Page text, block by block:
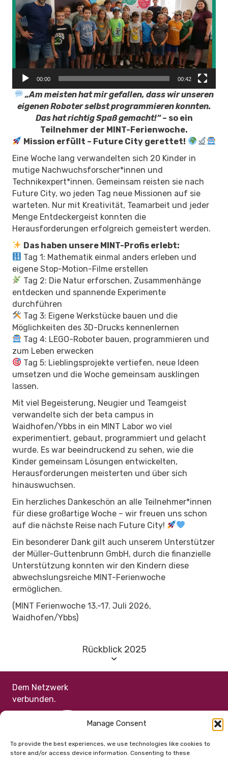
Manage Consent
To provide the best experiences, we use technologies like cookies to
store and/or access device information. Consenting to these
00:00 00:42
„Am meisten hat mir gefallen, dass wir unseren
eigenen Roboter selbst programmieren konnten.
Das hat richtig Spaß gemacht!“– so ein
Teilnehmer der MINT-Ferienwoche.
Mission erfüllt – Future City gerettet!
Eine Woche lang verwandelten sich 20 Kinder in
mutige Nachwuchsforscher*innen und
Technikexpert*innen. Gemeinsam reisten sie nach
Future City, wo jeden Tag neue Missionen auf sie
warteten. Nur mit Kreativität, Teamarbeit und jeder
Menge Entdeckergeist konnten die
Herausforderungen erfolgreich gemeistert werden.
Das haben unsere MINT-Profis erlebt:
Tag 1: Mathematik einmal anders erleben und
eigene Stop-Motion-Filme erstellen
Tag 2: Die Natur erforschen, Zusammenhänge
entdecken und spannende Experimente
durchführen
Tag 3: Eigene Werkstücke bauen und die
Möglichkeiten des 3D-Drucks kennenlernen
Tag 4: LEGO-Roboter bauen, programmieren und
zum Leben erwecken
Tag 5: Lieblingsprojekte vertiefen, neue Ideen
umsetzen und die Woche gemeinsam ausklingen
lassen.
Mit viel Begeisterung, Neugier und Teamgeist
verwandelte sich der beta campus in
Waidhofen/Ybbs in ein MINT Labor wo viel
experimentiert, gebaut, programmiert und gelacht
wurde. Es war beeindruckend zu sehen, wie die
Kinder gemeinsam Lösungen entwickelten,
Herausforderungen meisterten und über sich
hinauswuchsen.
Ein herzliches Dankeschön an alle Teilnehmer*innen
für diese großartige Woche – wir freuen uns schon
auf die nächste Reise nach Future City!
Ein besonderer Dank gilt auch unserem Unterstützer
der Müller-Guttenbrunn GmbH, durch die finanzielle
Unterstützung konnten wir den Kindern diese
abwechslungsreiche MINT-Ferienwoche
ermöglichen.
(MINT Ferienwoche 13.-17. Juli 2026,
Waidhofen/Ybbs)
Rückblick 2025
Dem Netzwerk
verbunden.